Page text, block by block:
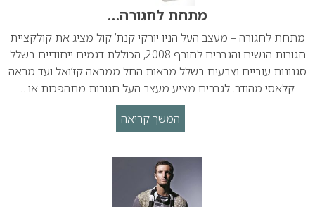
מתחת לחגורה…
מתחת לחגורה – מעצב העל הניו יורקי קנת’ קול מציג את קולקציית
חגורות הנשים והגברים לחורף 2008, הכוללת דגמים ייחודיים בשלל
סגנונות עוביים וצבעים בשלל מראות החל ממראה קז’ואל ועד מראה
קלאסי מהודר. לגברים מציע מעצב העל חגורות מתהפכות או…
המשך קריאה